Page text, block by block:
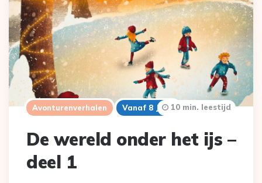
Avonturenverhalen Vanaf 8 Jaar
De wereld onder het ijs –
deel 1
10 min. leestijd